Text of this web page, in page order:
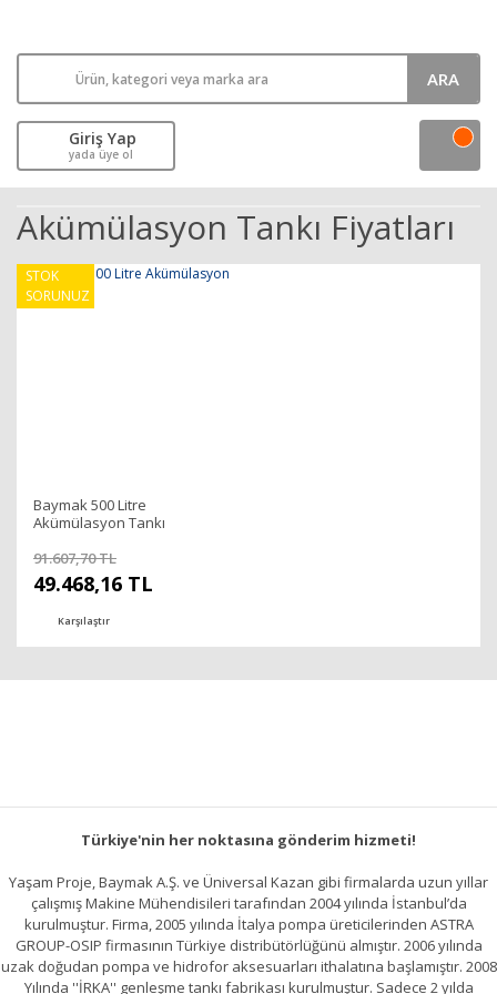
ARA
Giriş Yap
yada üye ol
Akümülasyon Tankı Fiyatları
STOK
SORUNUZ
Baymak 500 Litre
Akümülasyon Tankı
91.607,70 TL
49.468,16 TL
Karşılaştır
Türkiye'nin her noktasına gönderim hizmeti!
Yaşam Proje, Baymak A.Ş. ve Üniversal Kazan gibi firmalarda uzun yıllar
çalışmış Makine Mühendisileri tarafından 2004 yılında İstanbul’da
kurulmuştur. Firma, 2005 yılında İtalya pompa üreticilerinden ASTRA
GROUP-OSIP firmasının Türkiye distribütörlüğünü almıştır. 2006 yılında
uzak doğudan pompa ve hidrofor aksesuarları ithalatına başlamıştır. 2008
Yılında ''İRKA'' genleşme tankı fabrikası kurulmuştur. Sadece 2 yılda